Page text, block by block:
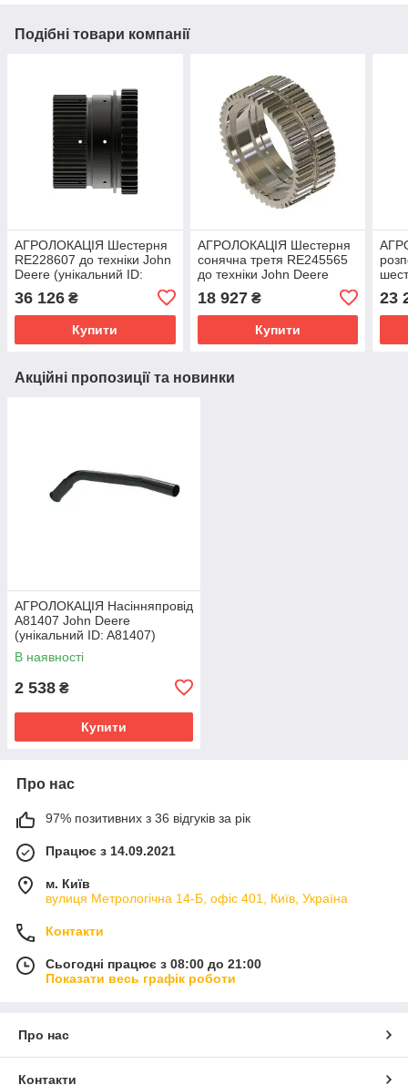
Подібні товари компанії
АГРОЛОКАЦІЯ Шестерня
RE228607 до техніки John
Deere (унікальний ID:
36 126 ₴
Купити
АГРОЛОКАЦІЯ Шестерня
сонячна третя RE245565
до техніки John Deere
(унікальний ID: RE245565)
18 927₴
Купити
23
Акційні пропозиції та новинки
АГРОЛОКАЦІЯ Насінняпровід
A81407 John Deere
(унікальний ID: A81407)
В наявності
2 538 ₴
Купити
Про нас
97% позитивних з 36 відгуків за рік
Працює з 14.09.2021
м. Київ
вулиця Метрологічна 14-Б, офіс 401, Київ, Україна
Контакти
Сьогодні працює з 08:00 до 21:00
Показати весь графік роботи
Про нас
Контакти